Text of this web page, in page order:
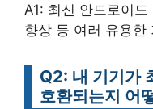
A1: 최신 안드로이
향상 등 여러 유용한
Q2: 내 기기가
호환되는지 어